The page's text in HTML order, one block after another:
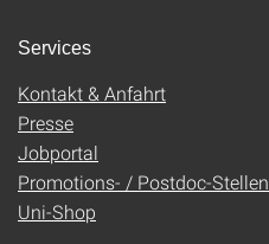
Services
Kontakt & Anfahrt
Presse
Jobportal
Promotions- / Postdoc-Stellen
Uni-Shop